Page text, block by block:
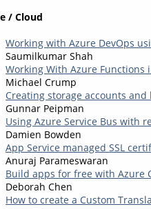
/ Cloud
Working with Azure DevOps
Saumilkumar Shah
Working With Azure Functions
Michael Crump
Creating storage accounts
Gunnar Peipman
Using Azure Service Bus with
Damien Bowden
App Service managed SSL
Anuraj Parameswaran
Build apps for free with Azure
Deborah Chen
How to create a Custom